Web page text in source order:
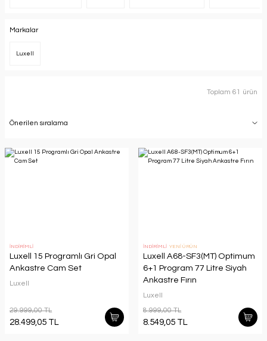
Markalar
Luxell
Toplam 61 ürün
İNDİRİMLİ
Luxell 15 Programlı Gri Opal
Ankastre Cam Set
Luxell
29.999,00 TL
28.499,05 TL
İNDİRİMLİ YENİ ÜRÜN
Luxell A68-SF3(MT) Optimum
6+1 Program 77 Litre Siyah
Ankastre Fırın
Luxell
8.999,00 TL
8.549,05 TL